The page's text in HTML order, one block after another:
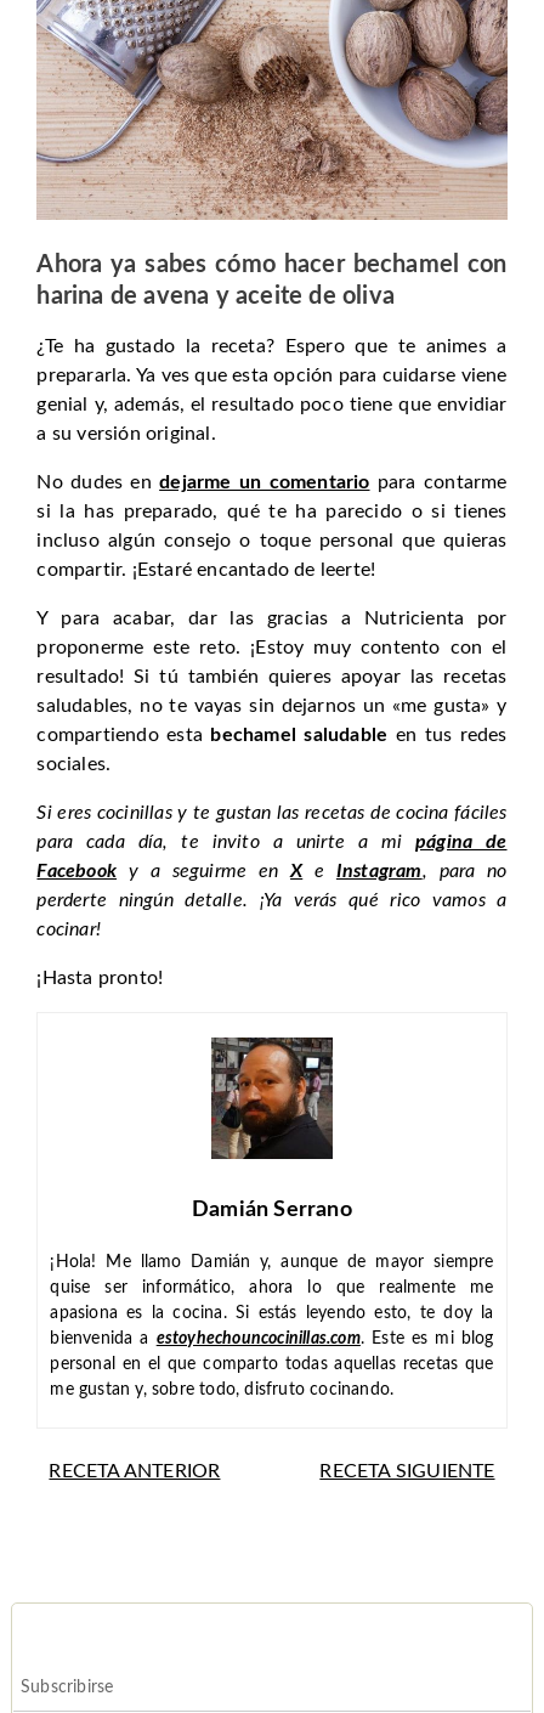
Ahora ya sabes cómo hacer bechamel con
harina de avena y aceite de oliva
¿Te ha gustado la receta? Espero que te animes a
prepararla. Ya ves que esta opción para cuidarse viene
genial y, además, el resultado poco tiene que envidiar
a su versión original.
No dudes endejarme un comentario para contarme
si la has preparado, qué te ha parecido o si tienes
incluso algún consejo o toque personal que quieras
compartir. ¡Estaré encantado de leerte!
Y para acabar, dar las gracias a Nutricienta por
proponerme este reto. ¡Estoy muy contento con el
resultado! Si tú también quieres apoyar las recetas
saludables, no te vayas sin dejarnos un «me gusta» y
compartiendo esta
bechamel saludable en tus redes
sociales.
Si eres cocinillas y te gustan las recetas de cocina fáciles
para cada día, te invito a unirte a mipágina de
Facebook y a seguirme enXe Instagram, para no
perderte ningún detalle. ¡Ya verás qué rico vamos a
cocinar!
¡Hasta pronto!
Damián Serrano
¡Hola! Me llamo Damián y, aunque de mayor siempre
quise ser informático, ahora lo que realmente me
apasiona es la cocina. Si estás leyendo esto, te doy la
bienvenida a estoyhechouncocinillas.com. Este es mi blog
personal en el que comparto todas aquellas recetas que
me gustan y, sobre todo, disfruto cocinando.
RECETA ANTERIOR RECETA SIGUIENTE
Subscribirse